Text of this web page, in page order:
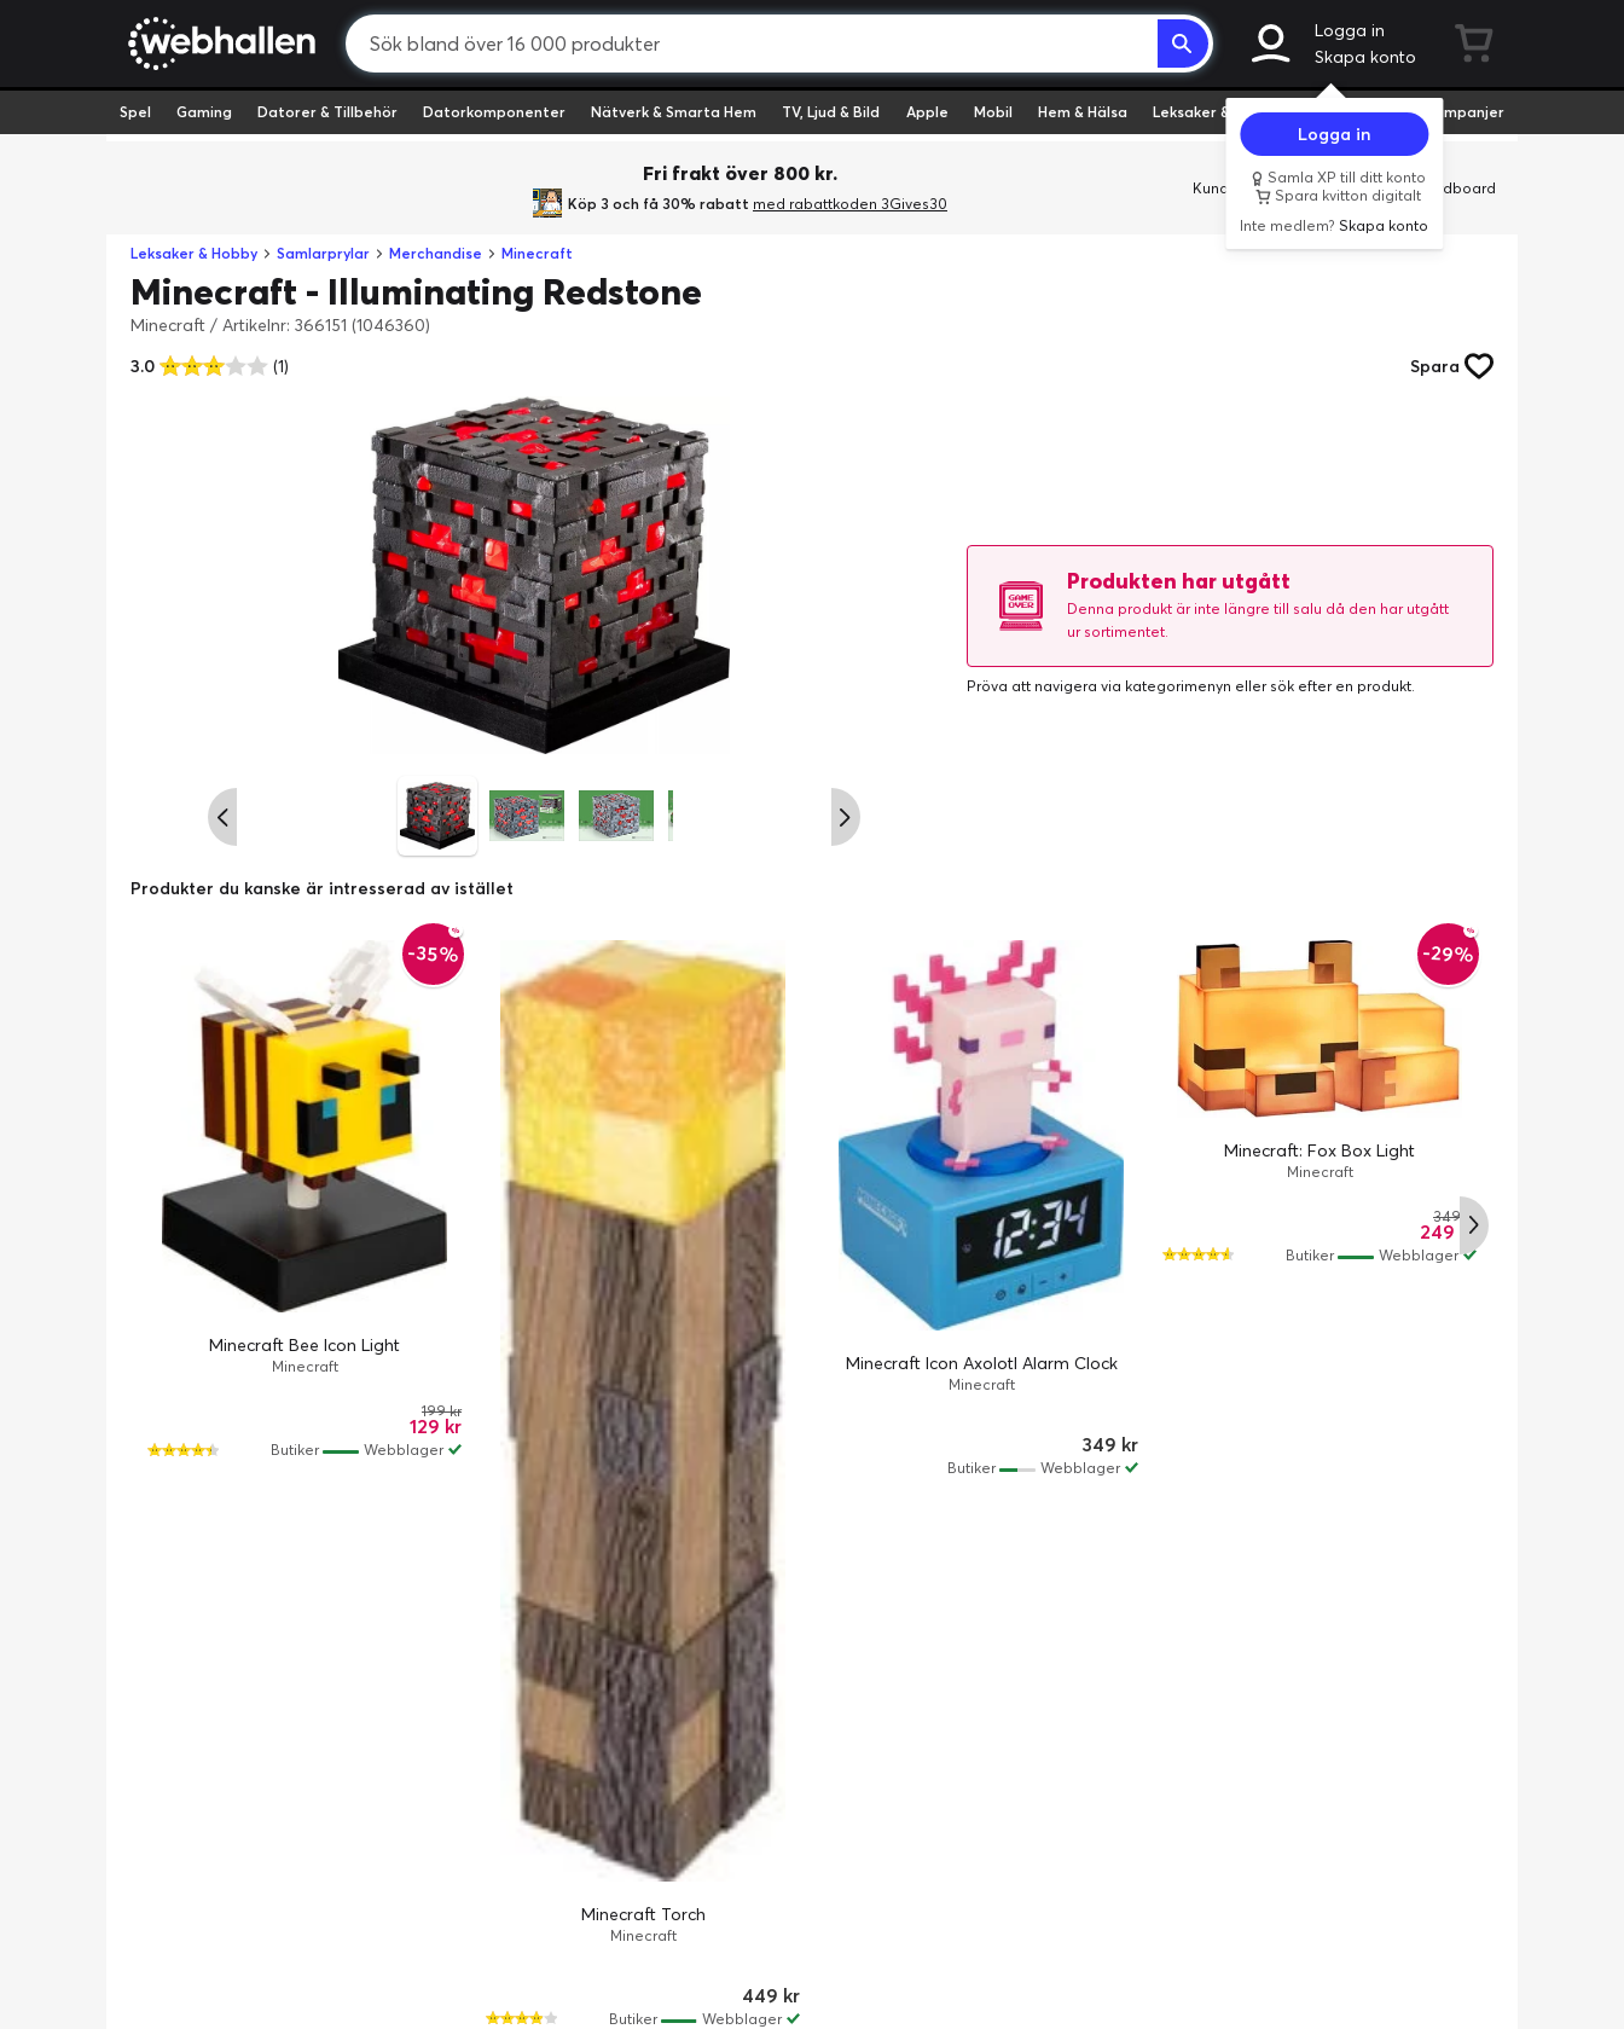
Logga in
Skapa konto
Logga in
Samla XP till ditt konto
Spara kvitton digitalt
Inte medlem?Skapa konto
Spel Gaming Datorer & Tillbehör Datorkomponenter Nätverk & Smarta Hem TV, Ljud & Bild Apple Mobil Hem & Hälsa Leksaker & Hobby Fyndvaror Kampanjer
Fri frakt över 800 kr.
Köp 3 och få 30% rabatt med rabattkoden 3Gives30
Kundservice Butiker Företag Cardboard
Leksaker & Hobby Samlarprylar Merchandise Minecraft
Minecraft - Illuminating Redstone
Minecraft / Artikelnr: 366151 (1046360)
3.0
(1) Spara
Produkten har utgått
Denna produkt är inte längre till salu då den har utgått
ur sortimentet.
Pröva att navigera via kategorimenyn eller sök efter en produkt.
Produkter du kanske är intresserad av istället
-35%
Minecraft Bee Icon Light
Minecraft
129 kr
199 kr
Webblager
Butiker
Minecraft Torch
Minecraft
449 kr
Webblager
Butiker
Minecraft Icon Axolotl Alarm Clock
Minecraft
349 kr
Webblager
Butiker
-29%
Minecraft: Fox Box Light
Minecraft
249 kr
349 kr
Webblager
Butiker